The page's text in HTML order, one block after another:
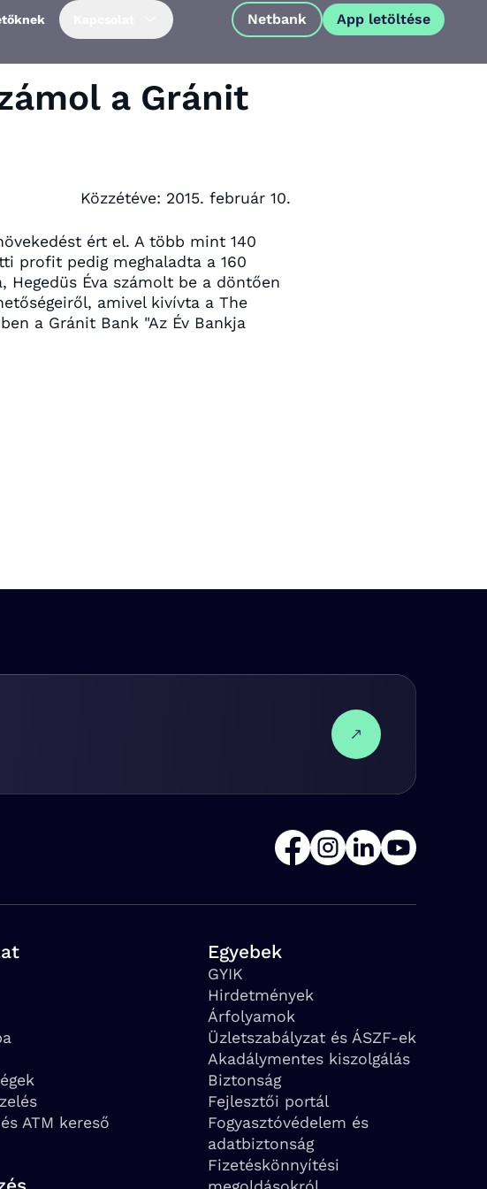
Netbank App letöltése
a Gránit
Közzétéve: 2015. február 10.
ért el. A több mint 140
profit pedig meghaladta a 160
Hegedüs Éva számolt be a döntően
amivel kivívta a The
a Gránit Bank "Az Év Bankja
ATM kereső
Egyebek
GYIK
Hirdetmények
Árfolyamok
Üzletszabályzat és ÁSZF-ek
Akadálymentes kiszolgálás
Biztonság
Fejlesztői portál
Fogyasztóvédelem és
adatbiztonság
Fizetéskönnyítési